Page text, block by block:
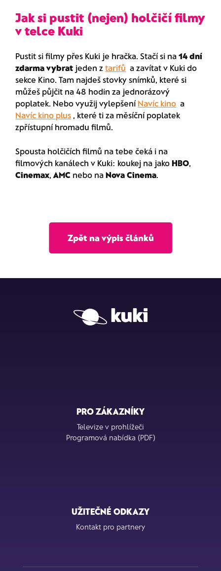
Jak si pustit (nejen) holčičí filmy
v telce Kuki
Pustit si filmy přes Kuki je hračka. Stačí si na14 dní
zdarma vybrat jeden ztarifů a zavítat v Kuki do
sekce Kino. Tam najdeš stovky snímků, které si
můžeš půjčit na 48 hodin za jednorázový
poplatek. Nebo využij vylepšení Navíc kino a
Navíc kino plus
, které ti za měsíční poplatek
zpřístupní hromadu filmů.
Spousta holčičích filmů na tebe čeká i na
filmových kanálech v Kuki: koukej na jakoHBO
Cinemax ,AMC nebo naNova Cinema
Zpět na výpis článků
PRO ZÁKAZNÍKY
Televize v prohlížeči
Programová nabídka (PDF)
UŽITEČNÉ ODKAZY
Kontakt pro partnery